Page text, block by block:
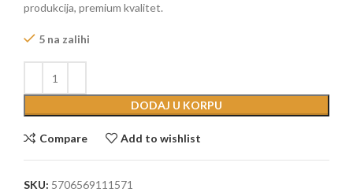
produkcija, premium kvalitet.
5 na zalihi
DODAJ U KORPU
Compare Add to wishlist
SKU: 5706569111571